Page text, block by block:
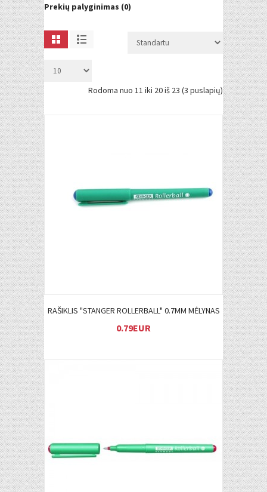
Prekių palyginimas (0)
Rodoma nuo 11 iki 20 iš 23 (3 puslapių)
Į KREPŠELĮ
RAŠIKLIS "STANGER ROLLERBALL" 0.7MM MĖLYNAS
0.79EUR